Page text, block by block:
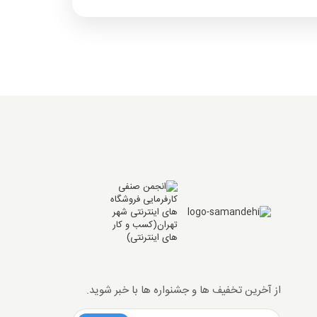
از آخرین تخفیف ها و جشنواره ها با خبر شوید.